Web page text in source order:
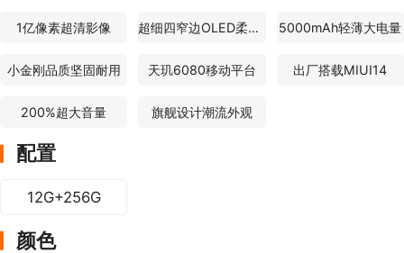
1亿像素超清影像 超细四窄边OLED柔性直屏 5000mAh轻薄大电量
小金刚品质坚固耐用 天玑6080移动平台 出厂搭载MIUI14
200%超大音量 旗舰设计潮流外观
配置
12G+256G
颜色